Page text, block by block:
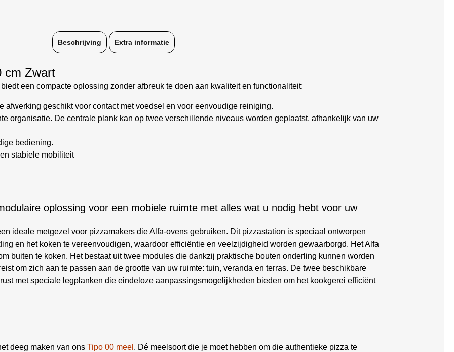
Beschrijving Extra informatie
cm Zwart
een compacte oplossing zonder afbreuk te doen aan kwaliteit en functionaliteit:
afwerking geschikt voor contact met voedsel en voor eenvoudige reiniging.
organisatie. De centrale plank kan op twee verschillende niveaus worden geplaatst, afhankelijk van uw
bediening.
stabiele mobiliteit
oplossing voor een mobiele ruimte met alles wat u nodig hebt voor uw
ideale metgezel voor pizzamakers die Alfa-ovens gebruiken. Dit pizzastation is speciaal ontworpen
en het koken te vereenvoudigen, waardoor efficiëntie en veelzijdigheid worden gewaarborgd. Het Alfa
buiten te koken. Het bestaat uit twee modules die dankzij praktische bouten onderling kunnen worden
om zich aan te passen aan de grootte van uw ruimte: tuin, veranda en terras. De twee beschikbare
met speciale legplanken die eindeloze aanpassingsmogelijkheden bieden om het kookgerei efficiënt
deeg maken van ons Tipo 00 meel . Dé meelsoort die je moet hebben om die authentieke pizza te